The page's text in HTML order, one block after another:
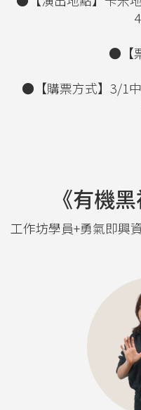
●【
●【購票方式】3/1
《有機
工作坊學員+勇氣即興